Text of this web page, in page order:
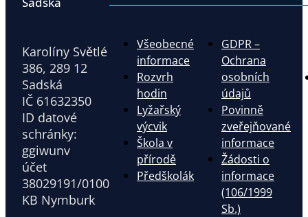
Karolíny Světlé
386, 289 12
Sadská
IČ 61632350
ID datové
schránky:
ggiwunv
účet
38029191/0100
KB Nymburk
Všeobecné
informace
Rozvrh
hodin
Lyžařský
výcvik
Škola v
přírodě
Předškolák
GDPR –
Ochrana
osobních
údajů
Povinně
zveřejňované
informace
Žádosti o
informace
(106/1999
Sb.)